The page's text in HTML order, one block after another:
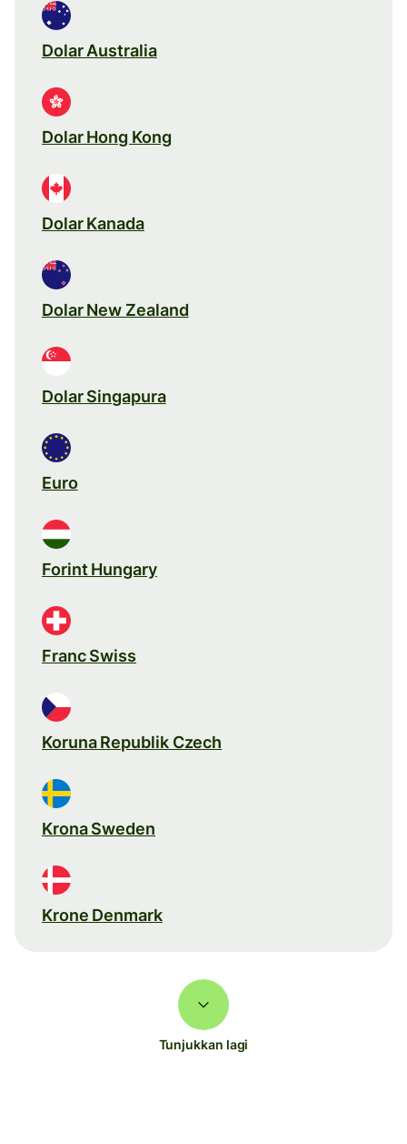
Dolar Australia
Dolar Hong Kong
Dolar Kanada
Dolar New Zealand
Dolar Singapura
Euro
Forint Hungary
Franc Swiss
Koruna Republik Czech
Krona Sweden
Krone Denmark
Tunjukkan lagi